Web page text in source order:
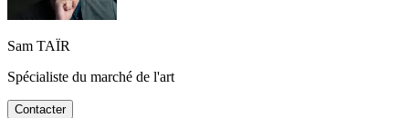
Sam TAÏR
Spécialiste du marché de l'art
Contacter